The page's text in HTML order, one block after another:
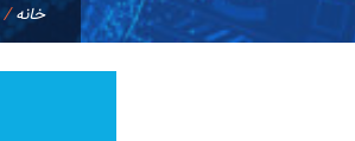
خانه/